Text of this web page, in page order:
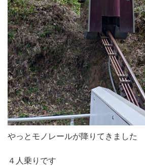
やっとモノレールが降りてきました
４人乗りです